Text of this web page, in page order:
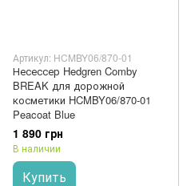
Артикул: HCMBY06/870-01
Несессер Hedgren Comby
BREAK для дорожной
косметики HCMBY06/870-01
Peacoat Blue
1 890 грн
В наличии
Купить